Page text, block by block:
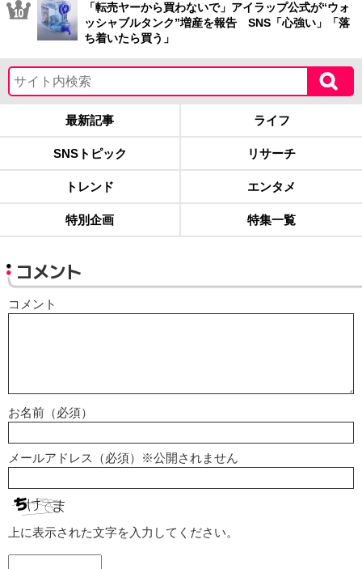
「転売ヤーから買わないで」アイラップ公式が“ウォ
ッシャブルタンク”増産を報告 SNS「心強い」「落
ち着いたら買う」
最新記事 ライフ
SNSトピック リサーチ
トレンド エンタメ
特別企画 特集一覧
コメント
コメント
お名前（必須）
メールアドレス（必須）※公開されません
上に表示された文字を入力してください。